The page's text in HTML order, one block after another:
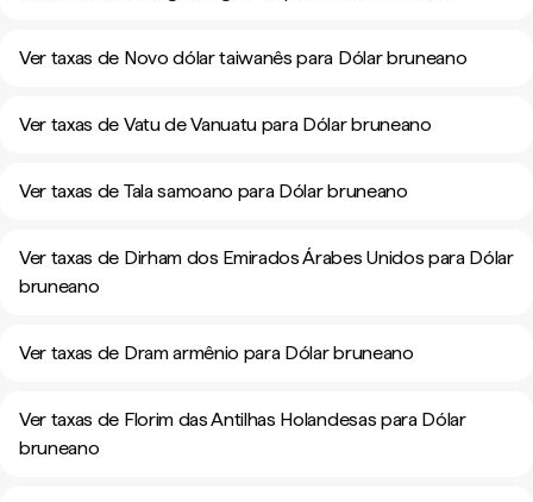
Ver taxas de Novo dólar taiwanês para Dólar bruneano
Ver taxas de Vatu de Vanuatu para Dólar bruneano
Ver taxas de Tala samoano para Dólar bruneano
Ver taxas de Dirham dos Emirados Árabes Unidos para Dólar
bruneano
Ver taxas de Dram armênio para Dólar bruneano
Ver taxas de Florim das Antilhas Holandesas para Dólar
bruneano